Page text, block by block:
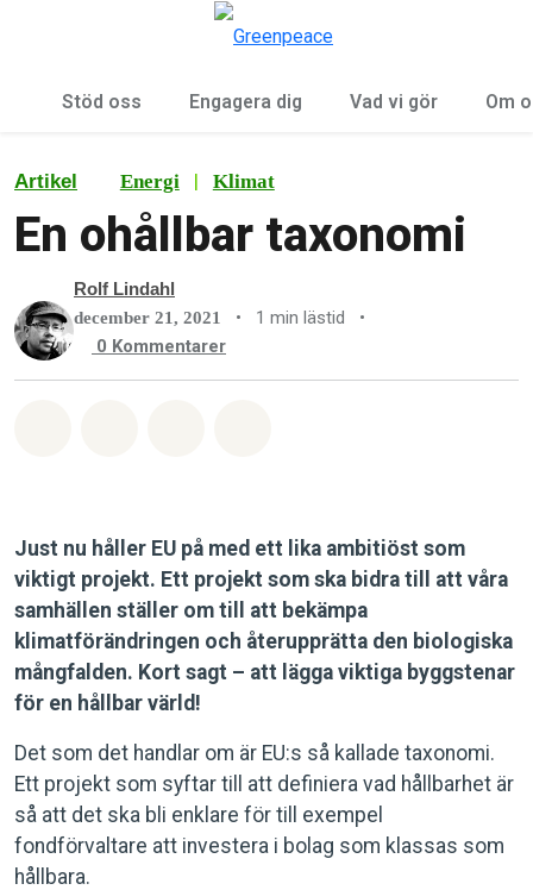
Stöd oss Engagera dig Vad vi gör Om
Artikel Energi | Klimat
En ohållbar taxonomi
Rolf Lindahl
december 21, 2021 • 1 min lästid
•
0 Kommentarer
Just nu håller EU på med ett lika ambitiöst som
viktigt projekt. Ett projekt som ska bidra till att våra
samhällen ställer om till att bekämpa
klimatförändringen och återupprätta den biologiska
mångfalden. Kort sagt – att lägga viktiga byggstenar
för en hållbar värld!
Det som det handlar om är EU:s så kallade taxonomi.
Ett projekt som syftar till att definiera vad hållbarhet är
så att det ska bli enklare för till exempel
fondförvaltare att investera i bolag som klassas som
hållbara.